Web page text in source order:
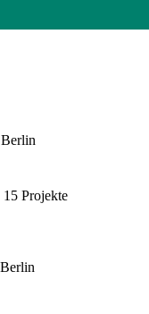
15 Projekte